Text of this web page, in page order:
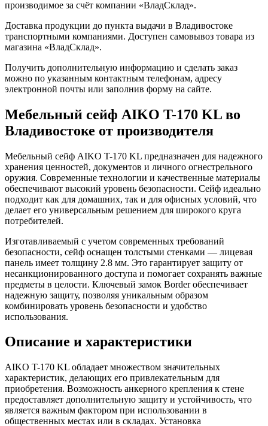
производимое за счёт компании «ВладСклад».
Доставка продукции до пункта выдачи в Владивостоке
транспортными компаниями. Доступен самовывоз товара из
магазина «ВладСклад».
Получить дополнительную информацию и сделать заказ
можно по указанным контактным телефонам, адресу
электронной почты или заполнив форму на сайте.
Мебельный сейф AIKO T-170 KL во
Владивостоке от производителя
Мебельный сейф AIKO T-170 KL предназначен для надежного
хранения ценностей, документов и личного огнестрельного
оружия. Современные технологии и качественные материалы
обеспечивают высокий уровень безопасности. Сейф идеально
подходит как для домашних, так и для офисных условий, что
делает его универсальным решением для широкого круга
потребителей.
Изготавливаемый с учетом современных требований
безопасности, сейф оснащен толстыми стенками — лицевая
панель имеет толщину 2.8 мм. Это гарантирует защиту от
несанкционированного доступа и помогает сохранять важные
предметы в целости. Ключевый замок Border обеспечивает
надежную защиту, позволяя уникальным образом
комбинировать уровень безопасности и удобство
использования.
Описание и характеристики
AIKO T-170 KL обладает множеством значительных
характеристик, делающих его привлекательным для
приобретения. Возможность анкерного крепления к стене
предоставляет дополнительную защиту и устойчивость, что
является важным фактором при использовании в
общественных местах или в складах. Установка